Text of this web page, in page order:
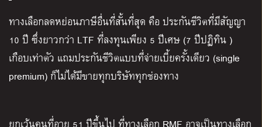
ทางเลือกลดหย่อนภาษีอื่นที่สั้นที่สุด คือ ประกันชีวิตที่มีสัญญา
10 ปี ซึ่งยาวกว่า LTF ที่ลงทุนเพียง 5 ปีเศษ (7 ปีปฏิทิน )
เกือบเท่าตัว แถมประกันชีวิตแบบที่จ่ายเบี้ยครั้งเดียว (single
premium) ก็ไม่ได้มีขายทุกบริษัททุกช่องทาง